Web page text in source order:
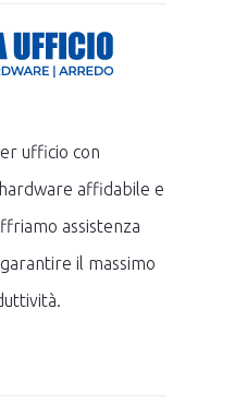
ufficio con
affidabile e
assistenza
il massimo